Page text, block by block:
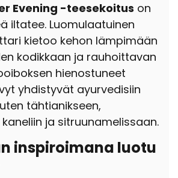
Evening -teesekoitus on
iltatee. Luomulaatuinen
kietoo kehon lämpimään
kodikkaan ja rauhoittavan
hienostuneet
yhdistyvät ayurvedisiin
tähtianikseen,
ja sitruunamelissaan.
inspiroimana luotu